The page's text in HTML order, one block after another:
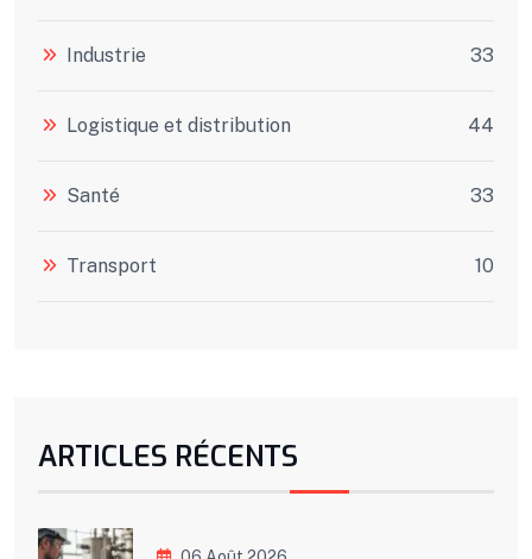
Industrie 33
Logistique et distribution 44
Santé 33
Transport 10
ARTICLES RÉCENTS